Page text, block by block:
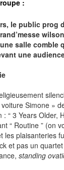
:
le public prog
salle comble
une
Simone »
3 Years Older,
“ Routine ” (on
plaisanteries
et pas un
standing